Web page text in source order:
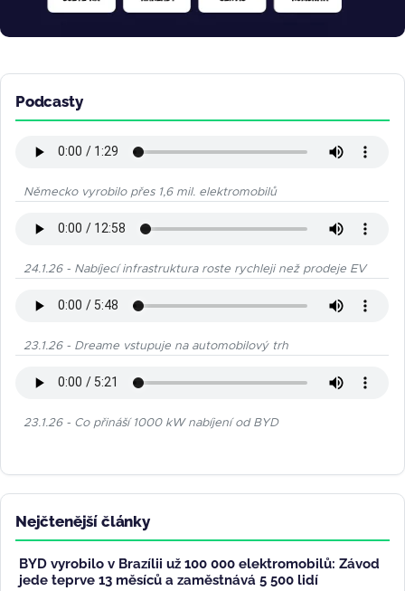
Podcasty
Německo vyrobilo přes 1,6 mil. elektromobilů
24.1.26 - Nabíjecí infrastruktura roste rychleji než prodeje EV
23.1.26 - Dreame vstupuje na automobilový trh
23.1.26 - Co přináší 1000 kW nabíjení od BYD
Nejčtenější články
BYD vyrobilo v Brazílii už 100 000 elektromobilů: Závod
jede teprve 13 měsíců a zaměstnává 5 500 lidí